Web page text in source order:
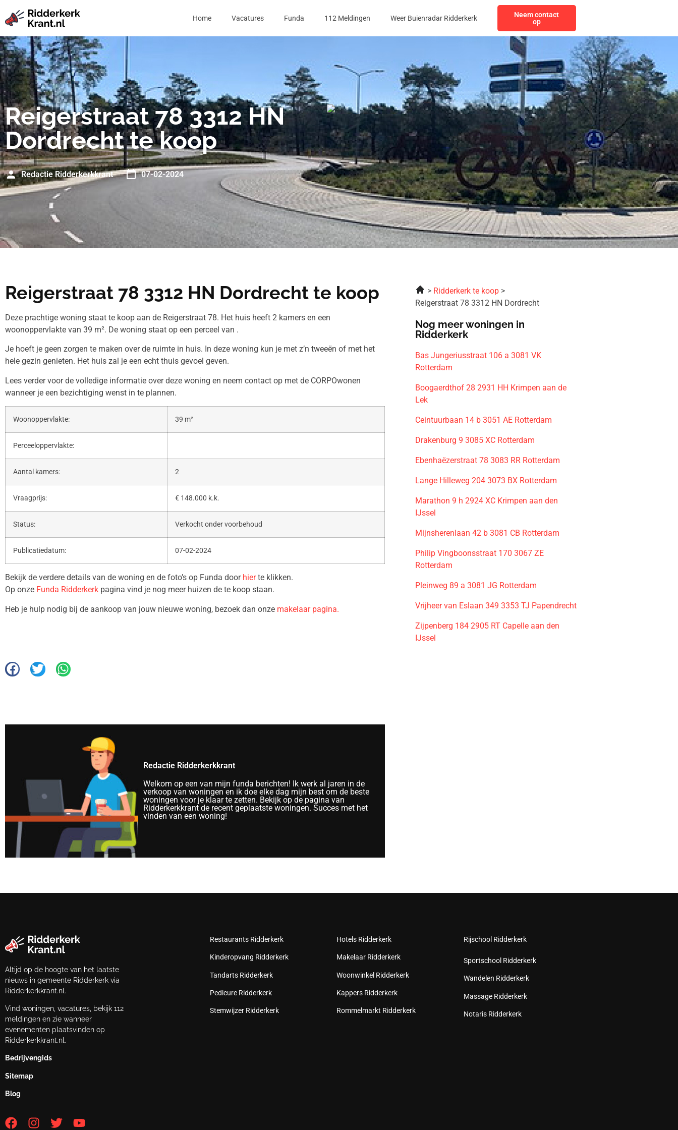
Home Vacatures Funda 112 Meldingen Weer Buienradar Ridderkerk
Neem contact
op
Reigerstraat 78 3312 HN
Dordrecht te koop
Redactie Ridderkerkkrant 07-02-2024
Reigerstraat 78 3312 HN Dordrecht te koop
Deze prachtige woning staat te koop aan de Reigerstraat 78. Het huis heeft 2 kamers en een
woonoppervlakte van 39 m². De woning staat op een perceel van .
Je hoeft je geen zorgen te maken over de ruimte in huis. In deze woning kun je met z’n tweeën of met het
hele gezin genieten. Het huis zal je een echt thuis gevoel geven.
Lees verder voor de volledige informatie over deze woning en neem contact op met de CORPOwonen
wanneer je een bezichtiging wenst in te plannen.
Woonoppervlakte: 39 m²
Perceeloppervlakte:
Aantal kamers: 2
Vraagprijs: € 148.000 k.k.
Status: Verkocht onder voorbehoud
Publicatiedatum: 07-02-2024
Bekijk de verdere details van de woning en de foto’s op Funda door hierte klikken.
Op onze Funda Ridderkerk pagina vind je nog meer huizen de te koop staan.
Heb je hulp nodig bij de aankoop van jouw nieuwe woning, bezoek dan onze makelaar pagina.
Redactie Ridderkerkkrant
Welkom op een van mijn funda berichten! Ik werk al jaren in de
verkoop van woningen en ik doe elke dag mijn best om de beste
woningen voor je klaar te zetten. Bekijk op de pagina van
Ridderkerkkrant de recent geplaatste woningen. Succes met het
vinden van een woning!
Ridderkerk te koop
Reigerstraat 78 3312 HN Dordrecht
Nog meer woningen in
Ridderkerk
Bas Jungeriusstraat 106 a 3081 VK
Rotterdam
Boogaerdthof 28 2931 HH Krimpen aan de
Lek
Ceintuurbaan 14 b 3051 AE Rotterdam
Drakenburg 9 3085 XC Rotterdam
Ebenhaëzerstraat 78 3083 RR Rotterdam
Lange Hilleweg 204 3073 BX Rotterdam
Marathon 9 h 2924 XC Krimpen aan den
IJssel
Mijnsherenlaan 42 b 3081 CB Rotterdam
Philip Vingboonsstraat 170 3067 ZE
Rotterdam
Pleinweg 89 a 3081 JG Rotterdam
Vrijheer van Eslaan 349 3353 TJ Papendrecht
Zijpenberg 184 2905 RT Capelle aan den
IJssel
Altijd op de hoogte van het laatste
nieuws in gemeente Ridderkerk via
Ridderkerkkrant.nl.
Vind woningen, vacatures, bekijk 112
meldingen en zie wanneer
evenementen plaatsvinden op
Ridderkerkkrant.nl.
Bedrijvengids
Sitemap
Blog
Restaurants Ridderkerk
Kinderopvang Ridderkerk
Tandarts Ridderkerk
Pedicure Ridderkerk
Stemwijzer Ridderkerk
Hotels Ridderkerk
Makelaar Ridderkerk
Woonwinkel Ridderkerk
Kappers Ridderkerk
Rommelmarkt Ridderkerk
Rijschool Ridderkerk
Sportschool Ridderkerk
Wandelen Ridderkerk
Massage Ridderkerk
Notaris Ridderkerk